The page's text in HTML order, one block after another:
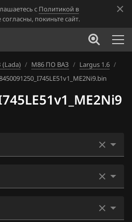
с Политикой в
согласны, покиньте сайт.
(Lada) / М86 ПО ВАЗ / Largus 1.6 /